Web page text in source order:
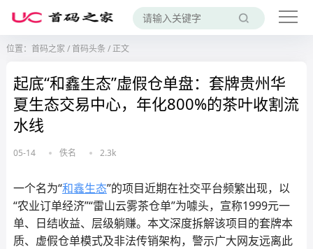
位置： 首码之家 /首码头条 /正文
起底“和鑫生态”虚假仓单盘：套牌贵州华
夏生态交易中心，年化800%的茶叶收割流
水线
05-14 佚名 2.3k
一个名为“和鑫生态”的项目近期在社交平台频繁出现，以
“农业订单经济”“雷山云雾茶仓单”为噱头，宣称1999元一
单、日结收益、层级躺赚。本文深度拆解该项目的套牌本
质、虚假仓单模式及非法传销架构，警示广大网友远离此